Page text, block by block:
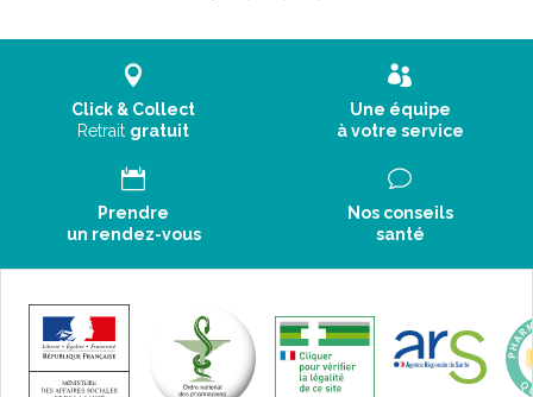
Click & Collect
Retrait gratuit
Une équipe
à votre service
Prendre
un rendez-vous
Nos conseils
santé